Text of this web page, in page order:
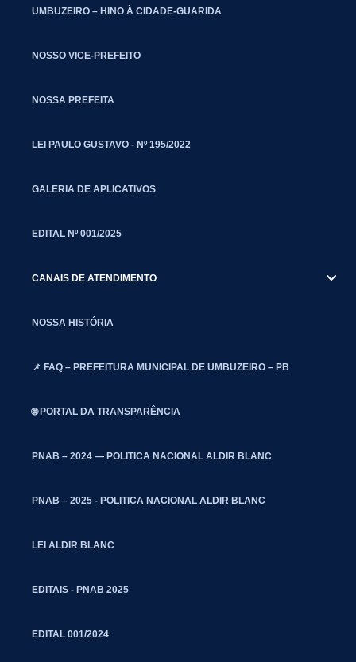
UMBUZEIRO – HINO À CIDADE-GUARIDA
NOSSO VICE-PREFEITO
NOSSA PREFEITA
LEI PAULO GUSTAVO - Nº 195/2022
GALERIA DE APLICATIVOS
EDITAL Nº 001/2025
CANAIS DE ATENDIMENTO
NOSSA HISTÓRIA
📌 FAQ – PREFEITURA MUNICIPAL DE UMBUZEIRO – PB
🌐 PORTAL DA TRANSPARÊNCIA
PNAB – 2024 — POLITICA NACIONAL ALDIR BLANC
PNAB – 2025 - POLITICA NACIONAL ALDIR BLANC
LEI ALDIR BLANC
EDITAIS - PNAB 2025
EDITAL 001/2024